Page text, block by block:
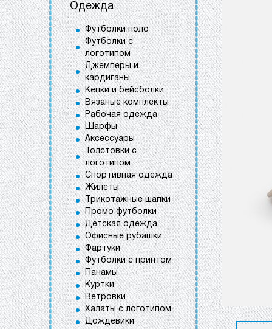
Одежда
Футболки поло
Футболки с
логотипом
Джемперы и
кардиганы
Кепки и бейсболки
Вязаные комплекты
Рабочая одежда
Шарфы
Аксессуары
Толстовки с
логотипом
Спортивная одежда
Жилеты
Трикотажные шапки
Промо футболки
Детская одежда
Офисные рубашки
Фартуки
Футболки с принтом
Панамы
Куртки
Ветровки
Халаты с логотипом
Дождевики